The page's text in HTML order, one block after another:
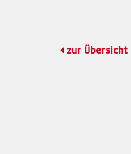
zur Übersicht